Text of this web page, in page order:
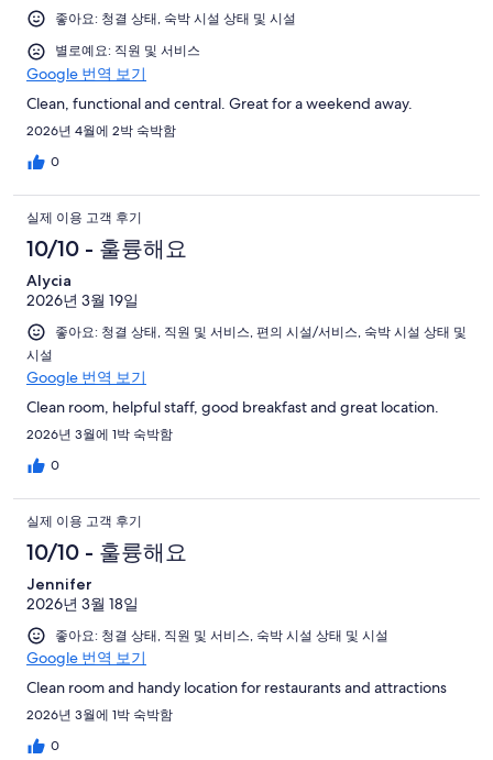
좋아요: 청결 상태, 숙박 시설 상태 및 시설
별로예요: 직원 및 서비스
Google 번역 보기
Clean, functional and central. Great for a weekend away.
2026년 4월에 2박 숙박함
0
실제 이용 고객 후기
10/10 - 훌륭해요
Alycia
2026년 3월 19일
좋아요: 청결 상태, 직원 및 서비스, 편의 시설/서비스, 숙박 시설 상태 및
시설
Google 번역 보기
Clean room, helpful staff, good breakfast and great location.
2026년 3월에 1박 숙박함
0
실제 이용 고객 후기
10/10 - 훌륭해요
Jennifer
2026년 3월 18일
좋아요: 청결 상태, 직원 및 서비스, 숙박 시설 상태 및 시설
Google 번역 보기
Clean room and handy location for restaurants and attractions
2026년 3월에 1박 숙박함
0